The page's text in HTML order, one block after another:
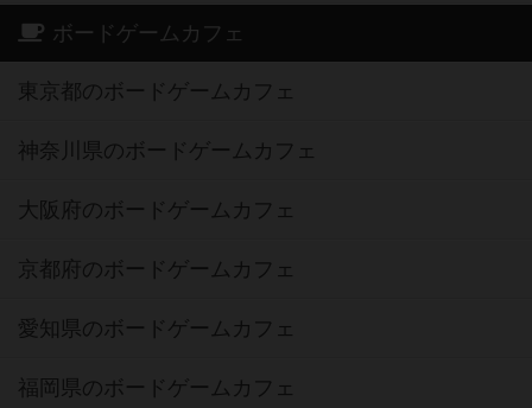
ボードゲームカフェ
東京都のボードゲームカフェ
神奈川県のボードゲームカフェ
大阪府のボードゲームカフェ
京都府のボードゲームカフェ
愛知県のボードゲームカフェ
福岡県のボードゲームカフェ